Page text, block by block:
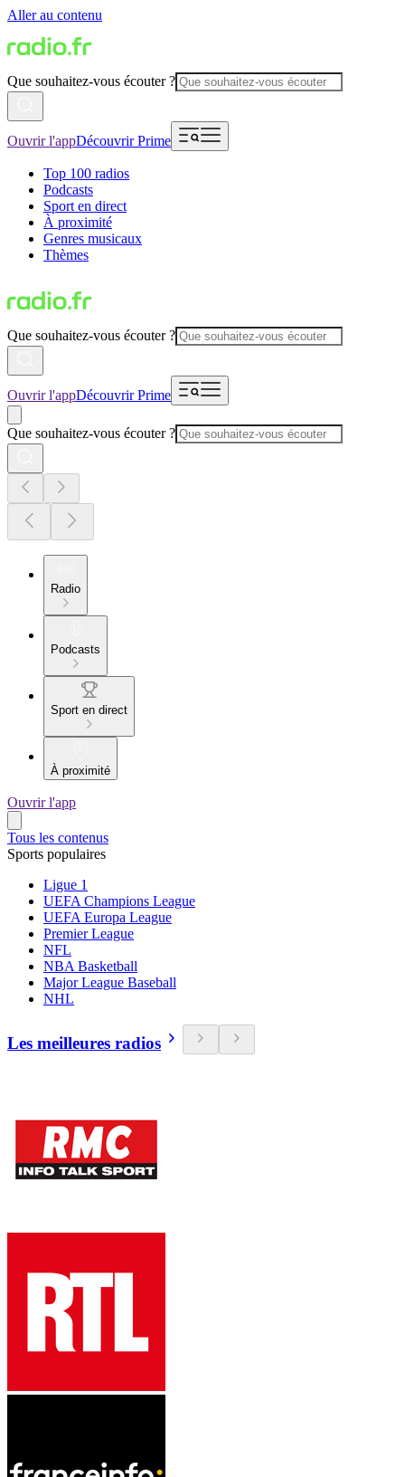
Aller au contenu
Que souhaitez-vous écouter ?
Ouvrir l'appDécouvrir Prime
Top 100 radios
Podcasts
Sport en direct
À proximité
Genres musicaux
Thèmes
Que souhaitez-vous écouter ?
Ouvrir l'appDécouvrir Prime
Que souhaitez-vous écouter ?
Radio
Podcasts
Sport en direct
À proximité
Ouvrir l'app
Tous les contenus
Sports populaires
Ligue 1
UEFA Champions League
UEFA Europa League
Premier League
NFL
NBA Basketball
Major League Baseball
NHL
Les meilleures radios